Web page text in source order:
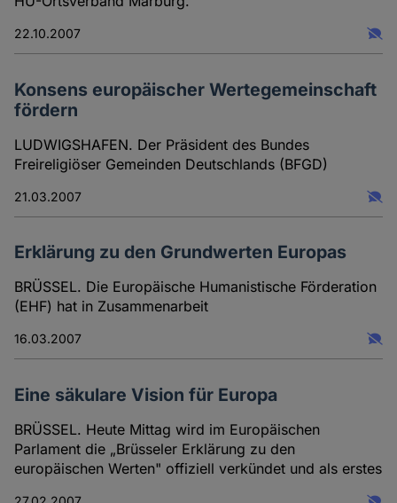
22.10.2007
Konsens europäischer Wertegemeinschaft
fördern
LUDWIGSHAFEN. Der Präsident des Bundes
Freireligiöser Gemeinden Deutschlands (BFGD)
21.03.2007
Erklärung zu den Grundwerten Europas
BRÜSSEL. Die Europäische Humanistische Förderation
(EHF) hat in Zusammenarbeit
16.03.2007
Eine säkulare Vision für Europa
BRÜSSEL. Heute Mittag wird im Europäischen
Parlament die „Brüsseler Erklärung zu den
europäischen Werten" offiziell verkündet und als erstes